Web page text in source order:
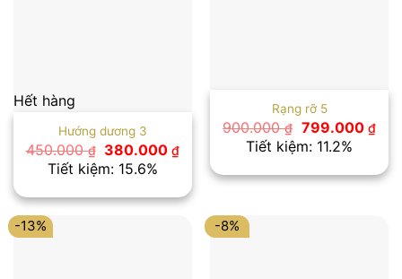
Hết hàng
Hướng dương 3
450.000₫
Giá
gốc
là:
380.000₫Giá
là:
380.000 ₫.
Tiết kiệm: 15.6%
Rạng rỡ 5
900.000₫ Giá
gốc
là:
799.000 ₫Giá
hiện
là:
Tiết kiệm: 11.2%
-13% -8%